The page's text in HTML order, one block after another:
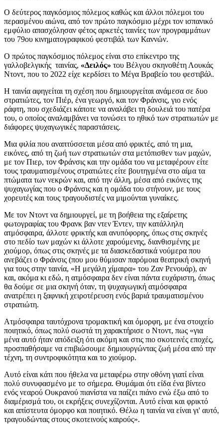
Ο δεύτερος παγκόσμιος πόλεμος καθώς και άλλοι πόλεμοι του
περασμένου αιώνα, από τον πρώτο παγκόσμιο μέχρι τον ισπανικό
εμφύλιο απασχόλησαν φέτος αρκετές ταινίες των προγραμμάτων
του 79ου κινηματογραφικού φεστιβάλ των Καννών.
Ο πρώτος παγκόσμιος πόλεμος είναι στο επίκεντρο της
γαλλοβελγικής ταινίας, «Δειλός» του Βέλγου σκηνοθέτη Λουκάς
Ντοντ, που το 2022 είχε κερδίσει το Μέγα Βραβείο του φεστιβάλ.
Η ταινία αφηγείται τη σχέση που δημιουργείται ανάμεσα σε δυο
στρατιώτες, τον Πιέρ, ένα γεωργό, και τον Φράνσις, γιο ενός
ράφτη, που σχεδιάζει κάποτε να αναλάβει τη δουλειά του πατέρα
του, ο οποίος αναλαμβάνει να τονώσει το ηθικό των στρατιωτών με
διάφορες ψυχαγωγικές παραστάσεις.
Μια φιλία που αναπτύσσεται μέσα από φρικτές, από τη μια,
εικόνες, από τη ζωή των στρατιωτών στα μετόπισθεν των μαχών,
με τον Πιερ, τον Φράνσις και την ομάδα του να μεταφέρουν είτε
τους τραυματισμένους στρατιώτες είτε βουτηγμένα στο αίμα τα
πτώματα των νεκρών και, από την άλλη, μέσα από εικόνες της
ψυχαγωγίας που ο Φράνσις και η ομάδα του στήνουν, με τους
χορευτές και τους τραγουδιστές να μιμούνται γυναίκες.
Με τον Ντοντ να δημιουργεί, με τη βοήθεια της εξαίρετης
φωτογραφίας του Φρανκ βαν ντεν Έντεν, την κατάλληλη
ατμόσφαιρα, άλλοτε φρικτής και ανυπόφορης, όπως στις σκηνές
στο πεδίο των μαχών κι άλλοτε χαρούμενης, διανθισμένης με
χιούμορ, όπως στις σκηνές με τα διασκεδαστικά νούμερα που
ανεβάζει ο Φράνσις (που μου θύμισαν παρόμοια θεατρική σκηνή
για τους στην ταινία, «Η μεγάλη χίμαιρα» του Ζαν Ρενουάρ), αν
και, ακόμα κι εδώ, η ατμόσφαιρα δεν είναι πάντα ευχάριστη, όπως
θα δούμε σε μια σκηνή όταν, τη ψυχαγωγική ατμόσφαιρα
ανατρέπει η ξαφνική χειροτέρευση ενός βαριά τραυματισμένου
στρατιώτη.
Ατμόσφαιρα ταυτόχρονα τρομακτική και όμορφη, με ένα στοιχείο
ποιητικό, όπως πολύ σωστά τη χαρακτήρισε ο Ντοντ, πως «για
μένα αυτό ήταν απόδειξη ότι ακόμη και στις πιο σκοτεινές εποχές,
προσπαθήσαμε να επιβιώσουμε δημιουργώντας ζωή μέσα από την
τέχνη, τη συντροφικότητα και το χιούμορ.
Αυτό είναι κάτι που ήθελα να μεταφέρω στην οθόνη γιατί είναι
πολύ συνυφασμένο με το σήμερα. Θυμάμαι ότι είδα ένα βίντεο
ενός νεαρού Ουκρανού πιανίστα να παίζει πιάνο ενώ έξω από το
διαμέρισμά του, οι εκρήξεις συνεχίζονται. Αυτό είναι και φρικτό
και απίστευτα όμορφο και ποιητικό. Θέλω η ταινία να είναι γι' αυτό,
τραγουδώντας στους σκοτεινούς καιρούς».